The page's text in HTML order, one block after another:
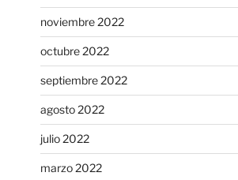
noviembre 2022
octubre 2022
septiembre 2022
agosto 2022
julio 2022
marzo 2022